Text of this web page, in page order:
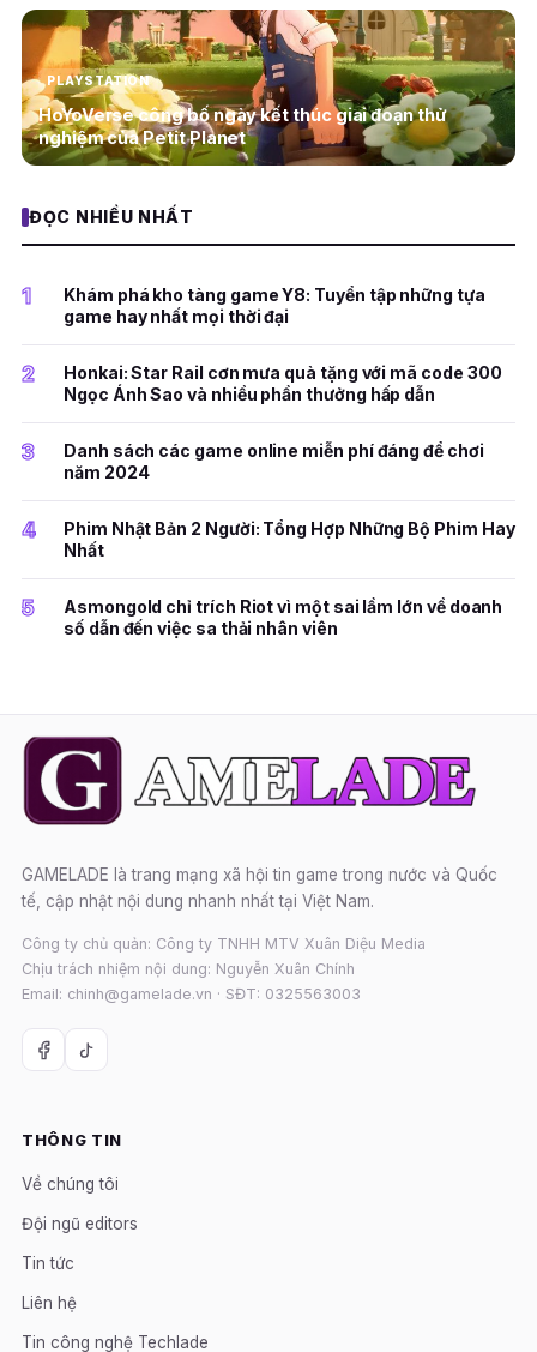
PLAYSTATION
HoYoVerse công bố ngày kết thúc giai đoạn thử
nghiệm của Petit Planet
ĐỌC NHIỀU NHẤT
1
Khám phá kho tàng game Y8: Tuyển tập những tựa
game hay nhất mọi thời đại
2
Honkai: Star Rail cơn mưa quà tặng với mã code 300
Ngọc Ánh Sao và nhiều phần thưởng hấp dẫn
3
Danh sách các game online miễn phí đáng để chơi
năm 2024
4
Phim Nhật Bản 2 Người: Tổng Hợp Những Bộ Phim Hay
Nhất
5
Asmongold chỉ trích Riot vì một sai lầm lớn về doanh
số dẫn đến việc sa thải nhân viên
GAMELADE là trang mạng xã hội tin game trong nước và Quốc
tế, cập nhật nội dung nhanh nhất tại Việt Nam.
Công ty chủ quản: Công ty TNHH MTV Xuân Diệu Media
Chịu trách nhiệm nội dung: Nguyễn Xuân Chính
Email: chinh@gamelade.vn · SĐT: 0325563003
THÔNG TIN
Về chúng tôi
Đội ngũ editors
Tin tức
Liên hệ
Tin công nghệ Techlade